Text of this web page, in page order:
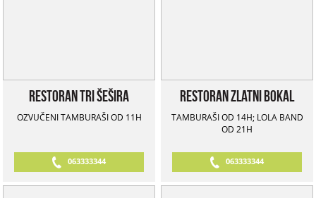
Restoran Tri Šešira
OZVUČENI TAMBURAŠI OD 11H
063333344
Restoran Zlatni Bokal
TAMBURAŠI OD 14H; LOLA BAND
OD 21H
063333344